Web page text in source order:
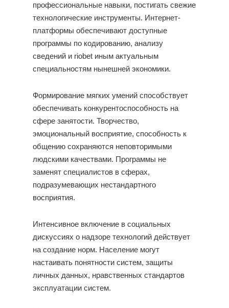
профессиональные навыки, постигать свежие
технологические инструменты. Интернет-
платформы обеспечивают доступные
программы по кодированию, анализу
сведений и riobet иным актуальным
специальностям нынешней экономики.
Формирование мягких умений способствует
обеспечивать конкурентоспособность на
сфере занятости. Творчество,
эмоциональный восприятие, способность к
общению сохраняются неповторимыми
людскими качествами. Программы не
заменят специалистов в сферах,
подразумевающих нестандартного
восприятия.
Интенсивное включение в социальных
дискуссиях о надзоре технологий действует
на создание норм. Население могут
настаивать понятности систем, защиты
личных данных, нравственных стандартов
эксплуатации систем.